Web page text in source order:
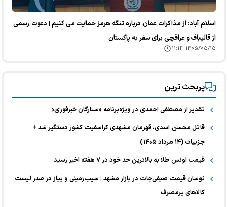
اسلام آباد: از مذاکرات عمان درباره تنگه هرمز حمایت می کنیم | دعوت رسمی
از قالیباف و عراقچی برای سفر به پاکستان
۱۴۰۵/۰۵/۱۵ ۱۱:۱۳
پربحث ترین
تقدیر از مصطفی احمدی در ویژه‌برنامه «ستارگان خبرفوری»
قاتل محسن اسدی، قهرمان مشهدی کراسفیت کشور دستگیر شد +
جزییات (۱۴ مرداد ۱۴۰۵)
قیمت اونس طلا به بالاترین حد خود در ۷ هفته اخیر رسید
نوسان قیمت صیفی‌جات در بازار مشهد | سیب‌زمینی و پیاز در صدر لیست
کالا‌های پرمصرف